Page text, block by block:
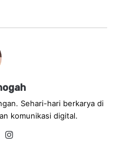
Sehari-hari berkarya di
komunikasi digital.
Yo